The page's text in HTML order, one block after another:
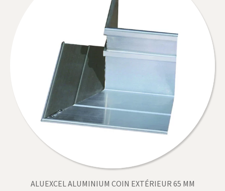
ALUEXCEL ALUMINIUM COIN EXTÉRIEUR 65 MM